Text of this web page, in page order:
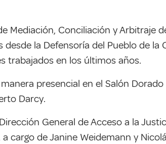
Mediación, Conciliación y Arbitraje
la Defensoría del Pueblo de la
trabajados en los últimos años.
presencial en el Salón
Darcy.
General de Acceso a la
cargo de Janine Weidemann y